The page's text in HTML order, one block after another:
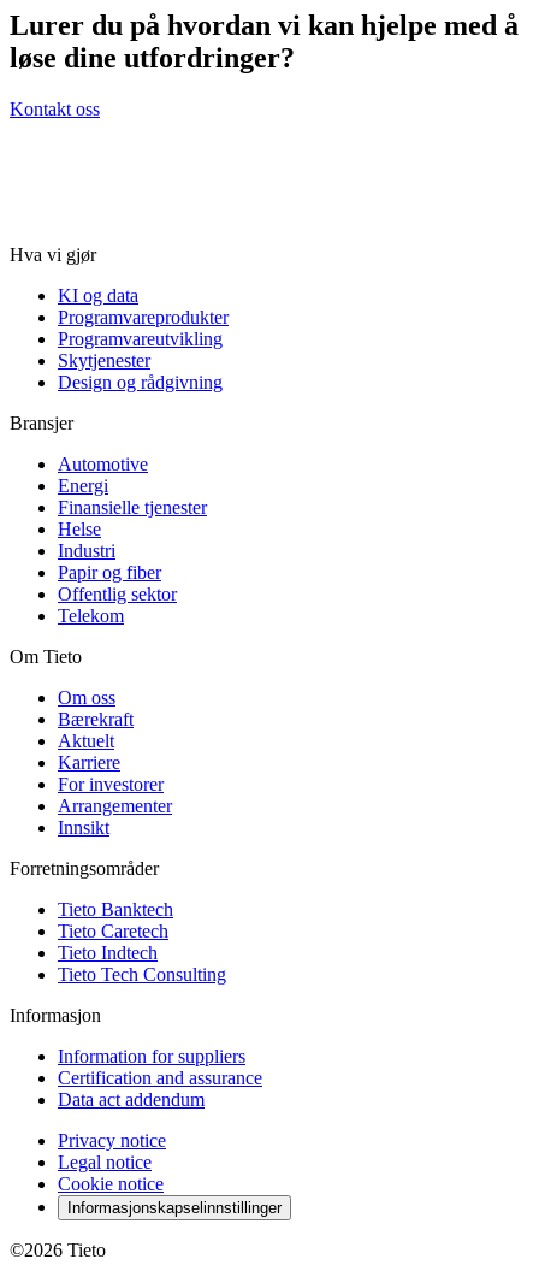
Lurer du på hvordan vi kan hjelpe med å
løse dine utfordringer?
Kontakt oss
Hva vi gjør
KI og data
Programvareprodukter
Programvareutvikling
Skytjenester
Design og rådgivning
Bransjer
Automotive
Energi
Finansielle tjenester
Helse
Industri
Papir og fiber
Offentlig sektor
Telekom
Om Tieto
Om oss
Bærekraft
Aktuelt
Karriere
For investorer
Arrangementer
Innsikt
Forretningsområder
Tieto Banktech
Tieto Caretech
Tieto Indtech
Tieto Tech Consulting
Informasjon
Information for suppliers
Certification and assurance
Data act addendum
Privacy notice
Legal notice
Cookie notice
Informasjonskapselinnstillinger
©2026 Tieto